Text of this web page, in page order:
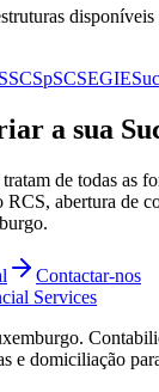
SCSpSCSEGIE
a sua
de todas as
abertura de
Contactar-nos
Services
e domiciliação